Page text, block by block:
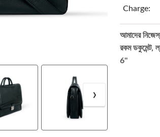
›
Charge:
আমাদের
রকম ডকুমেন্ট,
6''